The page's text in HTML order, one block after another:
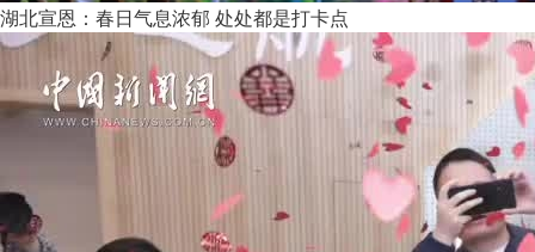
湖北宣恩：春日气息浓郁 处处都是打卡点